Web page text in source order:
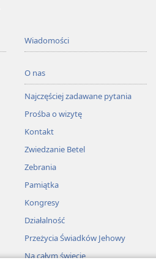
Wiadomości
O nas
Najczęściej zadawane pytania
Prośba o wizytę
Kontakt
Zwiedzanie Betel
Zebrania
Pamiątka
Kongresy
Działalność
Przeżycia Świadków Jehowy
Na całym świecie